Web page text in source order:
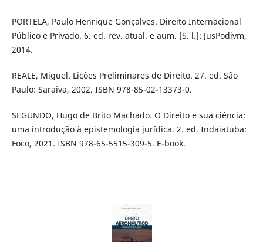
PORTELA, Paulo Henrique Gonçalves. Direito Internacional
Público e Privado. 6. ed. rev. atual. e aum. [S. l.]: JusPodivm,
2014.
REALE, Miguel. Lições Preliminares de Direito. 27. ed. São
Paulo: Saraiva, 2002. ISBN 978-85-02-13373-0.
SEGUNDO, Hugo de Brito Machado. O Direito e sua ciência:
uma introdução à epistemologia jurídica. 2. ed. Indaiatuba:
Foco, 2021. ISBN 978-65-5515-309-5. E-book.